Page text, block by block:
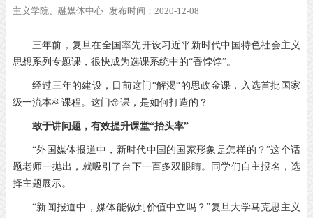
主义学院、融媒体中心 发布时间：2020-12-08
三年前，复旦在全国率先开设习近平新时代中国特色社会主义
思想系列专题课，很快成为选课系统中的“香饽饽”。
经过三年的建设，日前这门“解渴“的思政金课，入选首批国家
级一流本科课程。这门金课，是如何打造的？
敢于讲问题，有效提升课堂“抬头率”
“外国媒体报道中，新时代中国的国家形象是怎样的？”这个话
题老师一抛出，就吸引了台下一百多双眼睛。同学们自主报名，选
择主题展示。
“新闻报道中，媒体能做到价值中立吗？”复旦大学马克思主义